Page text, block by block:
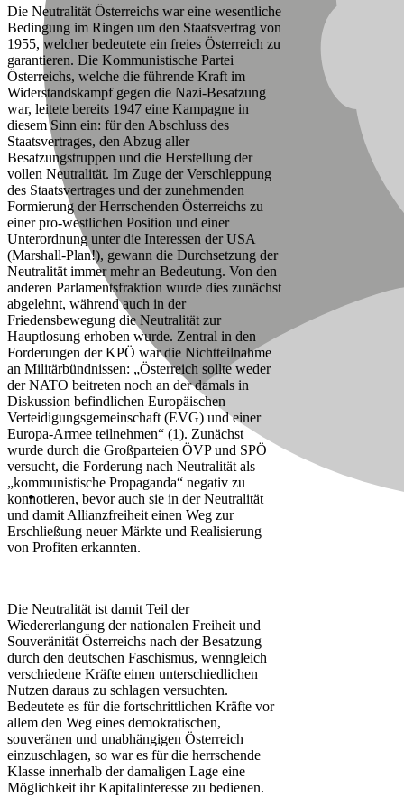
Die Neutralität Österreichs war eine wesentliche
Bedingung im Ringen um den Staatsvertrag von
1955, welcher bedeutete ein freies Österreich zu
garantieren. Die Kommunistische Partei
Österreichs, welche die führende Kraft im
Widerstandskampf gegen die Nazi-Besatzung
war, leitete bereits 1947 eine Kampagne in
diesem Sinn ein: für den Abschluss des
Staatsvertrages, den Abzug aller
Besatzungstruppen und die Herstellung der
vollen Neutralität. Im Zuge der Verschleppung
des Staatsvertrages und der zunehmenden
Formierung der Herrschenden Österreichs zu
einer pro-westlichen Position und einer
Unterordnung unter die Interessen der USA
(Marshall-Plan!), gewann die Durchsetzung der
Neutralität immer mehr an Bedeutung. Von den
anderen Parlamentsfraktion wurde dies zunächst
abgelehnt, während auch in der
Friedensbewegung die Neutralität zur
Hauptlosung erhoben wurde. Zentral in den
Forderungen der KPÖ war die Nichtteilnahme
an Militärbündnissen: „Österreich sollte weder
der NATO beitreten noch an der damals in
Diskussion befindlichen Europäischen
Verteidigungsgemeinschaft (EVG) und einer
Europa-Armee teilnehmen“ (1). Zunächst
wurde durch die Großparteien ÖVP und SPÖ
versucht, die Forderung nach Neutralität als
„kommunistische Propaganda“ negativ zu
konnotieren, bevor auch sie in der Neutralität
und damit Allianzfreiheit einen Weg zur
Erschließung neuer Märkte und Realisierung
von Profiten erkannten.
Die Neutralität ist damit Teil der
Wiedererlangung der nationalen Freiheit und
Souveränität Österreichs nach der Besatzung
durch den deutschen Faschismus, wenngleich
verschiedene Kräfte einen unterschiedlichen
Nutzen daraus zu schlagen versuchten.
Bedeutete es für die fortschrittlichen Kräfte vor
allem den Weg eines demokratischen,
souveränen und unabhängigen Österreich
einzuschlagen, so war es für die herrschende
Klasse innerhalb der damaligen Lage eine
Möglichkeit ihr Kapitalinteresse zu bedienen.